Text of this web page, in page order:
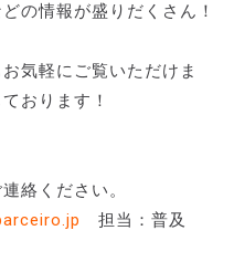
の情報が盛りだくさん！
気軽にご覧いただけま
おります！
絡ください。
担当：普及